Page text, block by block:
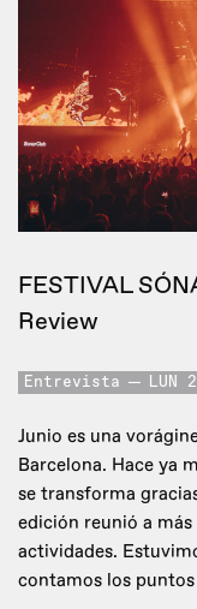
FESTIVAL
Review
Entrevista LUN
Junio es una
Barcelona. Hace ya
se transforma
edición reunió a
actividades.
contamos los